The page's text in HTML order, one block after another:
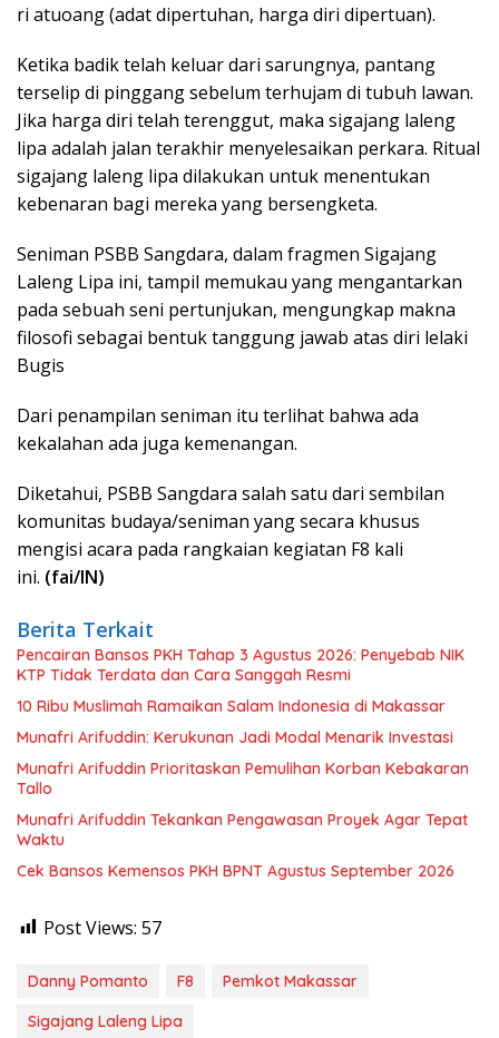
ri atuoang (adat dipertuhan, harga diri dipertuan).
Ketika badik telah keluar dari sarungnya, pantang
terselip di pinggang sebelum terhujam di tubuh lawan.
Jika harga diri telah terenggut, maka sigajang laleng
lipa adalah jalan terakhir menyelesaikan perkara. Ritual
sigajang laleng lipa dilakukan untuk menentukan
kebenaran bagi mereka yang bersengketa.
Seniman PSBB Sangdara, dalam fragmen Sigajang
Laleng Lipa ini, tampil memukau yang mengantarkan
pada sebuah seni pertunjukan, mengungkap makna
filosofi sebagai bentuk tanggung jawab atas diri lelaki
Bugis
Dari penampilan seniman itu terlihat bahwa ada
kekalahan ada juga kemenangan.
Diketahui, PSBB Sangdara salah satu dari sembilan
komunitas budaya/seniman yang secara khusus
mengisi acara pada rangkaian kegiatan F8 kali
ini. (fai/IN)
Berita Terkait
Pencairan Bansos PKH Tahap 3 Agustus 2026: Penyebab NIK
KTP Tidak Terdata dan Cara Sanggah Resmi
10 Ribu Muslimah Ramaikan Salam Indonesia di Makassar
Munafri Arifuddin: Kerukunan Jadi Modal Menarik Investasi
Munafri Arifuddin Prioritaskan Pemulihan Korban Kebakaran
Tallo
Munafri Arifuddin Tekankan Pengawasan Proyek Agar Tepat
Waktu
Cek Bansos Kemensos PKH BPNT Agustus September 2026
Post Views: 57
Danny Pomanto F8
Pemkot Makassar
Sigajang Laleng Lipa